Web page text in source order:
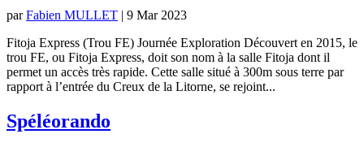
parFabien MULLET | 9 Mar 2023
Fitoja Express (Trou FE) Journée Exploration Découvert en 2015, le
trou FE, ou Fitoja Express, doit son nom à la salle Fitoja dont il
permet un accès très rapide. Cette salle situé à 300m sous terre par
rapport à l’entrée du Creux de la Litorne, se rejoint...
Spéléorando